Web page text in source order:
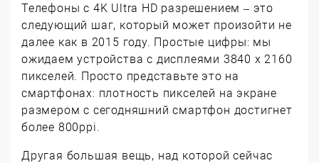
Телефоны с 4K Ultra HD разрешением – это
следующий шаг, который может произойти не
далее как в 2015 году. Простые цифры: мы
ожидаем устройства с дисплеями 3840 x 2160
пикселей. Просто представьте это на
смартфонах: плотность пикселей на экране
размером с сегодняшний смартфон достигнет
более 800ppi.
Другая большая вещь, над которой сейчас